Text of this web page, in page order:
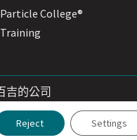
Pro-Plus Remote
Particle College®
Training
吉的公司
Reject Settings